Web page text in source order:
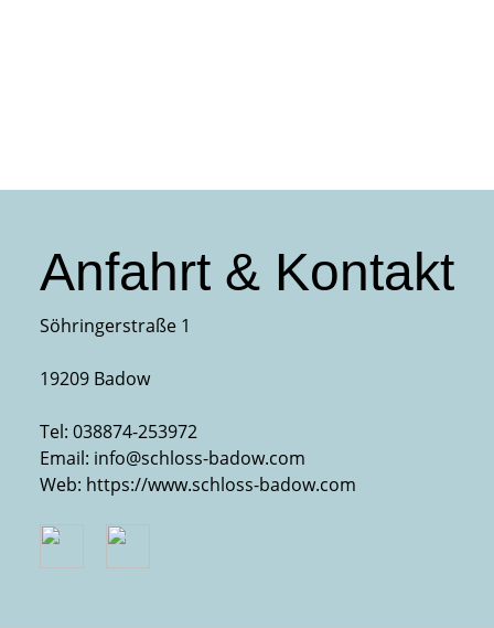
Anfahrt & Kontakt
Söhringerstraße 1
19209 Badow
Tel: 038874-253972
Email: info@schloss-badow.com
Web: https://www.schloss-badow.com